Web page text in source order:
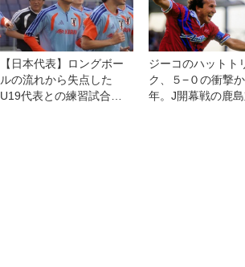
【日本代表】ロングボー
ルの流れから失点した
U19代表との練習試合に
ジーコのハットト
ク、５−０の衝撃
年。J開幕戦の鹿島